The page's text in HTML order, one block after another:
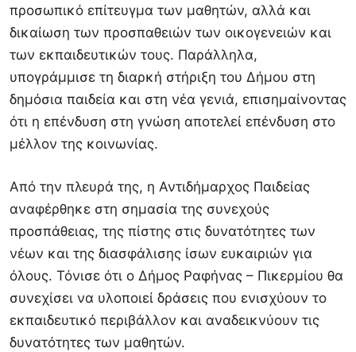
προσωπικό επίτευγμα των μαθητών, αλλά και
δικαίωση των προσπαθειών των οικογενειών και
των εκπαιδευτικών τους. Παράλληλα,
υπογράμμισε τη διαρκή στήριξη του Δήμου στη
δημόσια παιδεία και στη νέα γενιά, επισημαίνοντας
ότι η επένδυση στη γνώση αποτελεί επένδυση στο
μέλλον της κοινωνίας.
Από την πλευρά της, η Αντιδήμαρχος Παιδείας
αναφέρθηκε στη σημασία της συνεχούς
προσπάθειας, της πίστης στις δυνατότητες των
νέων και της διασφάλισης ίσων ευκαιριών για
όλους. Τόνισε ότι ο Δήμος Ραφήνας – Πικερμίου θα
συνεχίσει να υλοποιεί δράσεις που ενισχύουν το
εκπαιδευτικό περιβάλλον και αναδεικνύουν τις
δυνατότητες των μαθητών.